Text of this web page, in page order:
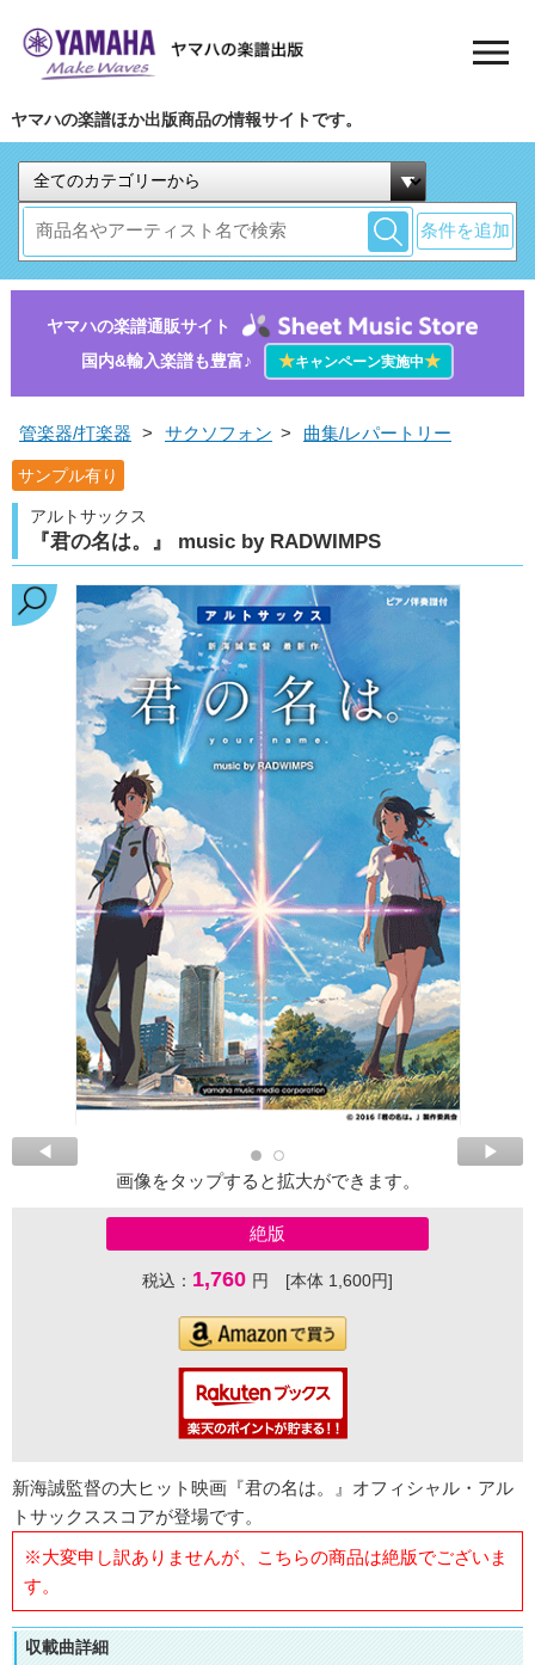
ヤマハの楽譜ほか出版商品の情報サイトです。
条件を追加
ヤマハの楽譜通販サイト
国内&輸入楽譜も豊富♪
★キャンペーン実施中★
管楽器/打楽器 > サクソフォン > 曲集/レパートリー
サンプル有り
アルトサックス
『君の名は。』 music by RADWIMPS
画像をタップすると拡大ができます。
絶版
税込： 1,760 円 [本体 1,600円]
新海誠監督の大ヒット映画『君の名は。』オフィシャル・アル
トサックススコアが登場です。
※大変申し訳ありませんが、こちらの商品は絶版でございま
す。
収載曲詳細